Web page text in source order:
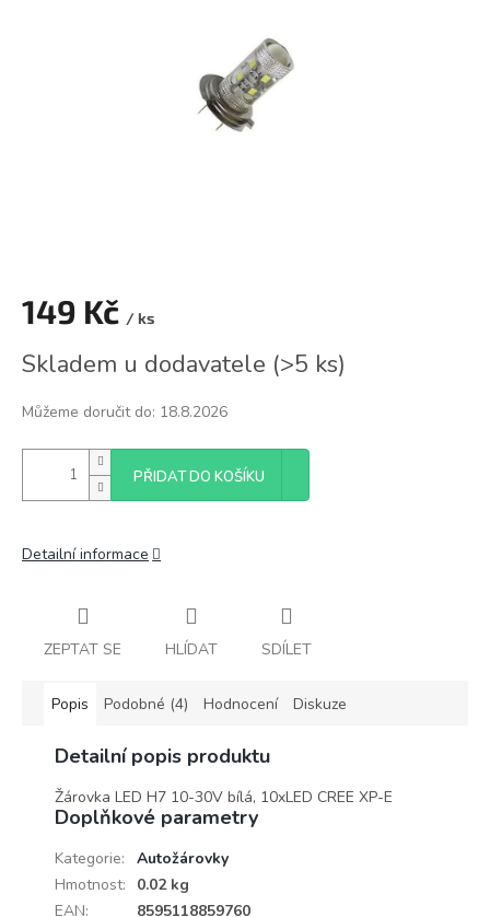
149 Kč / ks
cena:
Skladem u dodavatele (>5 ks)
Můžeme doručit do: 18.8.2026
PŘIDAT DO KOŠÍKU
Detailní informace
ZEPTAT SE HLÍDAT SDÍLET
Popis Podobné (4) Hodnocení Diskuze
Detailní popis produktu
Žárovka LED H7 10-30V bílá, 10xLED CREE XP-E
Doplňkové parametry
Kategorie:
Autožárovky
Hmotnost:
0.02 kg
EAN: 8595118859760